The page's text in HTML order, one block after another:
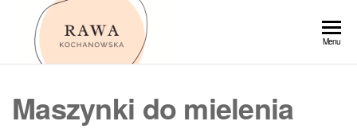
Przejdź
Menu
Maszynki do mielenia